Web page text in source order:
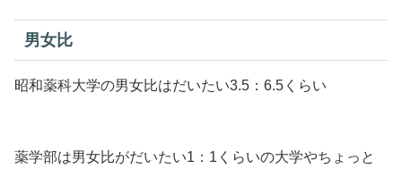
男女比
昭和薬科大学の男女比はだいたい3.5：6.5くらい
薬学部は男女比がだいたい1：1くらいの大学やちょっと